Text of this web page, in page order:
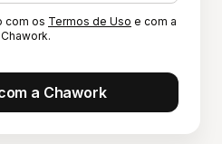
com os Termos de Uso e com a
a Chawork